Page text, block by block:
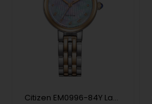
Citizen EM0996-84Y Ladies Watch L-Line Eco-Drive 27 7 mm 5ATM Wristwatch